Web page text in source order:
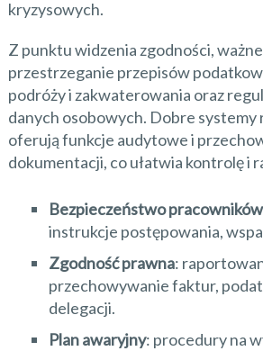
kryzysowych.
Z punktu widzenia zgodności,
przestrzeganie przepisów
podróży i zakwaterowania oraz
danych osobowych. Dobre systemy
oferują funkcje audytowe i
dokumentacji, co ułatwia kontrolę i
Bezpieczeństwo pracowników
instrukcje postępowania,
Zgodność prawna:
przechowywanie faktur,
delegacji.
Plan awaryjny: procedury na